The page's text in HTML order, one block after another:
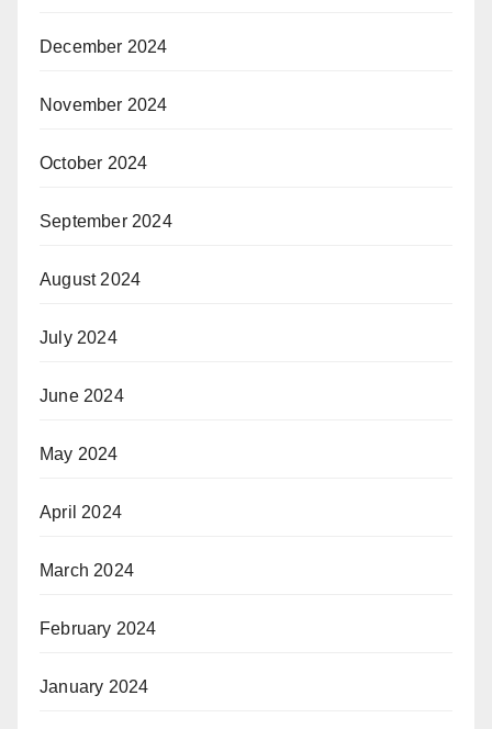
December 2024
November 2024
October 2024
September 2024
August 2024
July 2024
June 2024
May 2024
April 2024
March 2024
February 2024
January 2024